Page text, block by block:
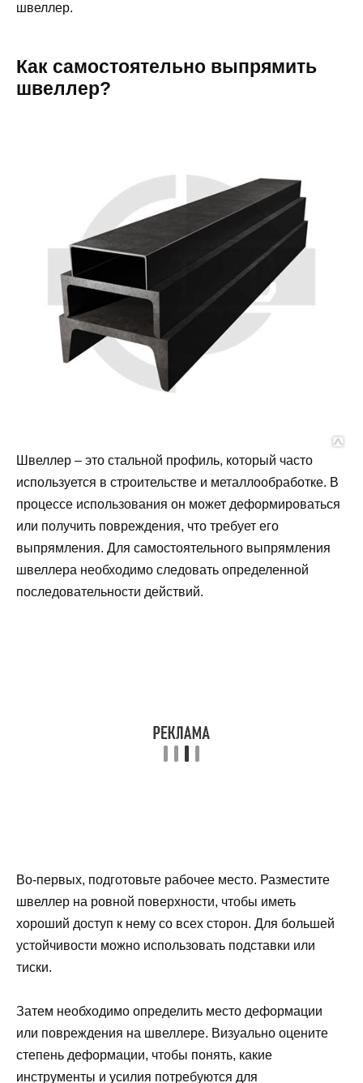
швеллер.
Как самостоятельно выпрямить
швеллер?
Швеллер – это стальной профиль, который часто
используется в строительстве и металлообработке. В
процессе использования он может деформироваться
или получить повреждения, что требует его
выпрямления. Для самостоятельного выпрямления
швеллера необходимо следовать определенной
последовательности действий.
Во-первых, подготовьте рабочее место. Разместите
швеллер на ровной поверхности, чтобы иметь
хороший доступ к нему со всех сторон. Для большей
устойчивости можно использовать подставки или
тиски.
Затем необходимо определить место деформации
или повреждения на швеллере. Визуально оцените
степень деформации, чтобы понять, какие
инструменты и усилия потребуются для